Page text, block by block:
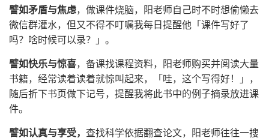
譬如矛盾与焦虑，做课件烧脑，阳老师自己时不时想偷懒去
微信群灌水，但又不得不叮嘱我每日提醒他「课件写好了
吗？啥时候可以录？」。
譬如快乐与惊喜，备课找课程资料，阳老师购买并阅读大量
书籍，经常读着读着就惊叫起来，「哇，这个写得好！」，
随后折下书页做下记号，提醒我将此书中的例子摘录放进课
件。
譬如认真与享受， 查找科学依据翻查论文，阳老师往往一搜